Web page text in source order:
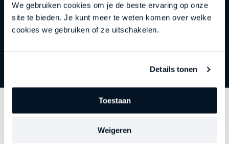
We gebruiken cookies om je de beste ervaring op onze
site te bieden. Je kunt meer te weten komen over welke
cookies we gebruiken of ze uitschakelen.
Details tonen
Toestaan
Weigeren
andere series